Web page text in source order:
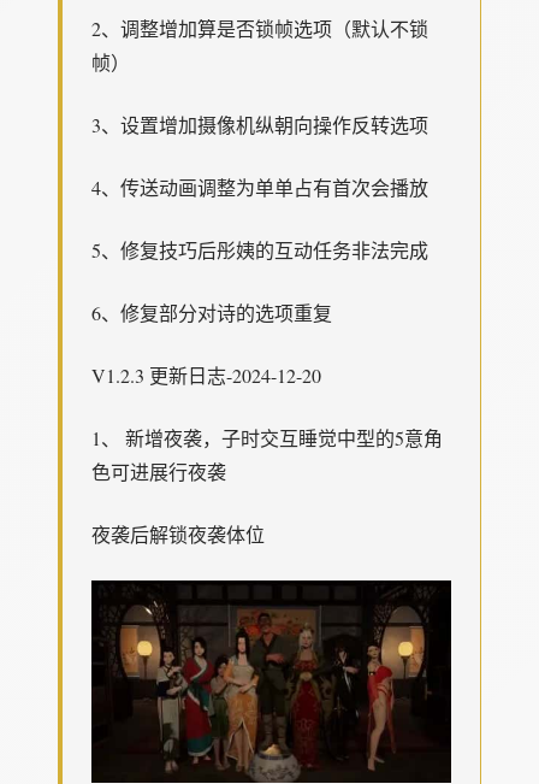
2、调整增加算是否锁帧选项（默认不锁
帧）
3、设置增加摄像机纵朝向操作反转选项
4、传送动画调整为单单占有首次会播放
5、修复技巧后彤姨的互动任务非法完成
6、修复部分对诗的选项重复
V1.2.3 更新日志-2024-12-20
1、 新增夜袭，子时交互睡觉中型的5意角
色可进展行夜袭
夜袭后解锁夜袭体位